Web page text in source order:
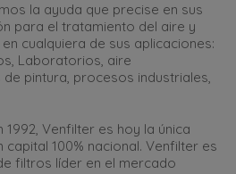
la ayuda que precise en sus
para el tratamiento del aire y
cualquiera de sus aplicaciones:
Laboratorios, aire
pintura, procesos industriales,
1992, Venfilter es hoy la única
100% nacional. Venfilter es
filtros líder en el mercado